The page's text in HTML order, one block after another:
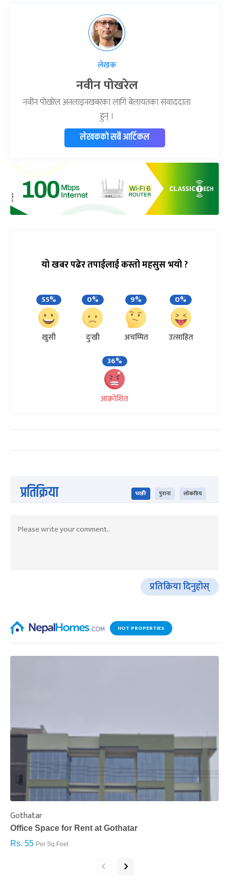
लेखक
नवीन पोखरेल
नवीन पोखरेल अनलाइनखबरका लागि बेलायतका संवाददाता
हुन् ।
लेखकको सबै आर्टिकल
यो खबर पढेर तपाईलाई कस्तो महसुस भयो ?
55%
खुसी
0%
दुःखी
9%
अचम्मित
0%
उत्साहित
36%
आक्रोशित
प्रतिक्रिया भर्खरै पुराना लोकप्रिय
प्रतिक्रिया दिनुहोस्
HOT PROPERTIES
Gothatar
Office Space for Rent at Gothatar
Rs. 55 Per Sq.Feet
‹ ›